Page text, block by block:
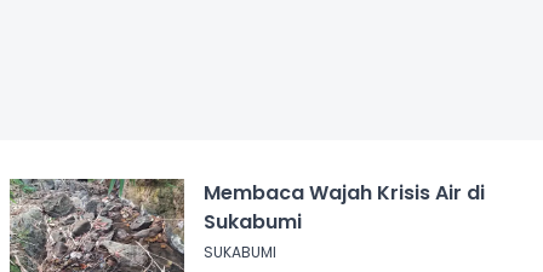
Membaca Wajah Krisis Air di
Sukabumi
SUKABUMI